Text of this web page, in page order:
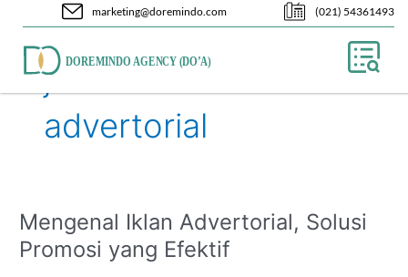
content
marketing@doremindo.com (021) 54361493
jenis iklan
advertorial
Mengenal Iklan Advertorial, Solusi
Promosi yang Efektif
Mengenal
Iklan
Advertorial,